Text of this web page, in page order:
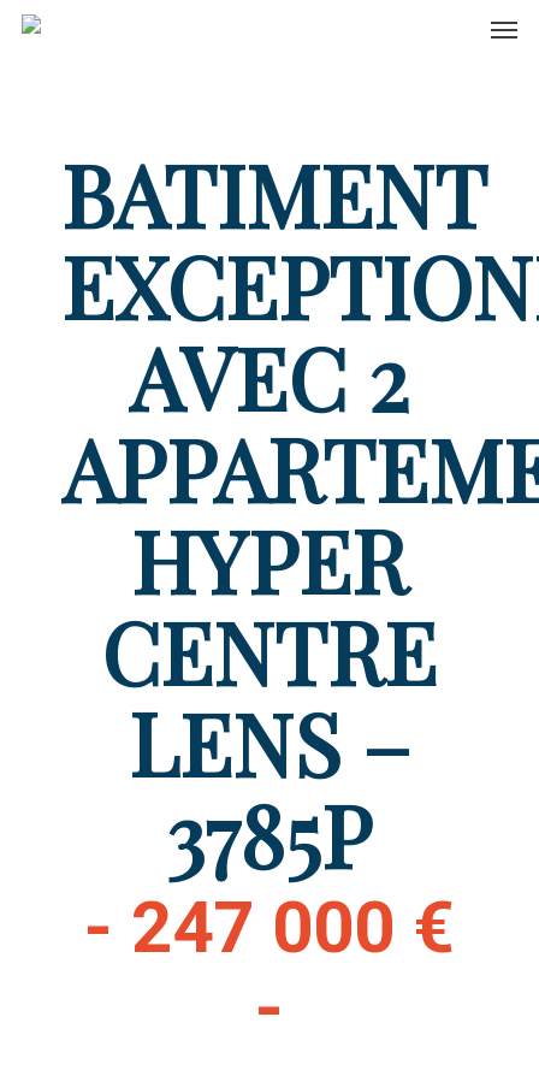
Skip
BATIMENT
AVEC 2
HYPER
CENTRE
LENS –
3785P
- 247 000 €
-